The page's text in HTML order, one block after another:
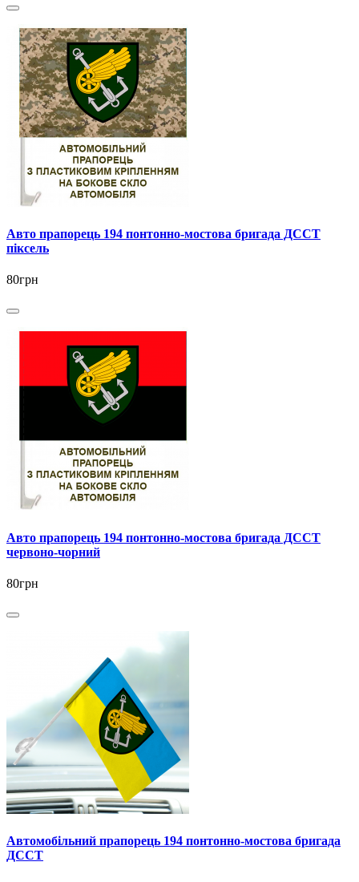
Авто прапорець 194 понтонно-мостова бригада ДССТ
піксель
80грн
Авто прапорець 194 понтонно-мостова бригада ДССТ
червоно-чорний
80грн
Автомобільний прапорець 194 понтонно-мостова бригада
ДССТ